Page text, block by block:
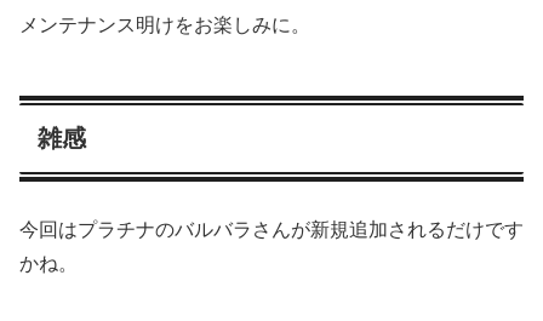
メンテナンス明けをお楽しみに。
雑感
今回はプラチナのバルバラさんが新規追加されるだけです
かね。